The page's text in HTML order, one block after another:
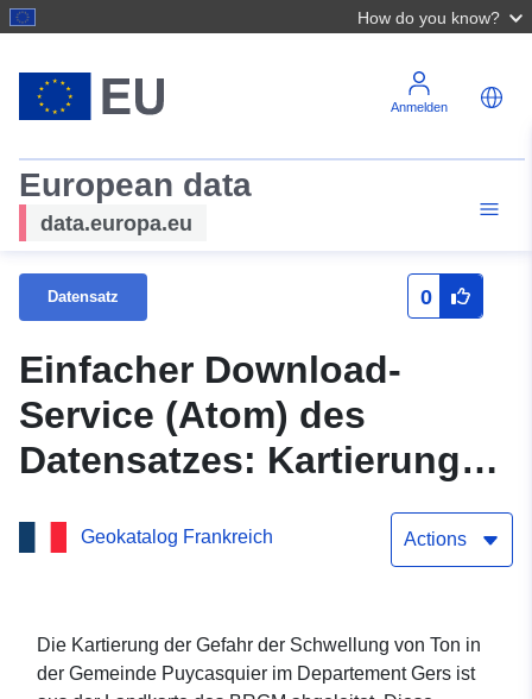
How do you know?
Anmelden
European data
data.europa.eu
Datensatz 0
Einfacher Download-
Service (Atom) des
Datensatzes: Kartierung
der Gefahr Schwellung
von Ton in der Gemeinde
Geokatalog Frankreich Actions
Die Kartierung der Gefahr der Schwellung von Ton in
der Gemeinde Puycasquier im Departement Gers ist